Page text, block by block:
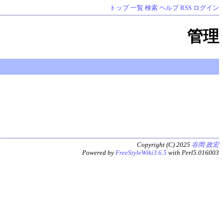
トップ 一覧 検索 ヘルプ RSS ログイン
管理
Copyright (C) 2025 谷岡 政宏
Powered by FreeStyleWiki3.6.5 with Perl5.016003